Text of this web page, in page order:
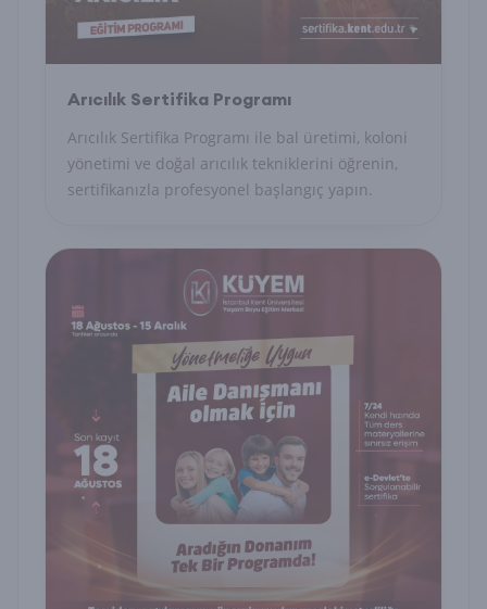
Arıcılık Sertifika Programı
Arıcılık Sertifika Programı ile bal üretimi, koloni
yönetimi ve doğal arıcılık tekniklerini öğrenin,
sertifikanızla profesyonel başlangıç yapın.